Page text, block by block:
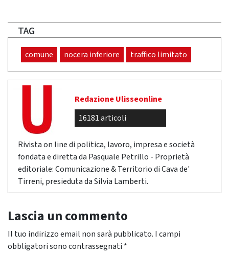
TAG
comune nocera inferiore traffico limitato
Redazione Ulisseonline
16181 articoli
Rivista on line di politica, lavoro, impresa e società
fondata e diretta da Pasquale Petrillo - Proprietà
editoriale: Comunicazione & Territorio di Cava de'
Tirreni, presieduta da Silvia Lamberti.
Lascia un commento
Il tuo indirizzo email non sarà pubblicato. I campi
obbligatori sono contrassegnati *